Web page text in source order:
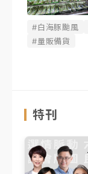
#白海豚颱風
#量販備貨
特刊